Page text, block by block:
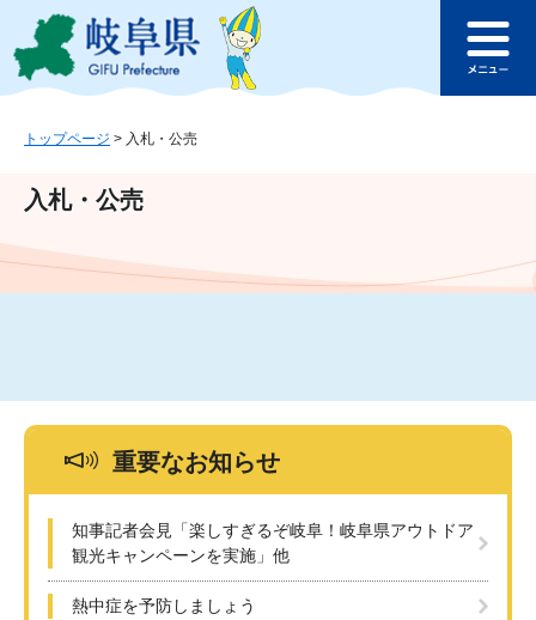
ジ
ュ
文
このページの本文へ
ュ
トップページ > 入札・公売
入札・公売
重要なお知らせ
知事記者会見「楽しすぎるぞ岐阜！岐阜県アウトドア
観光キャンペーンを実施」他
熱中症を予防しましょう